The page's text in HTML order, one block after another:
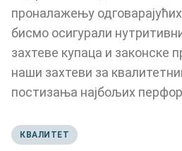
КВАЛИТЕТ
проналажењу
бисмо осигурали
захтеве купаца и законске
наши захтеви за
постизања најбољих